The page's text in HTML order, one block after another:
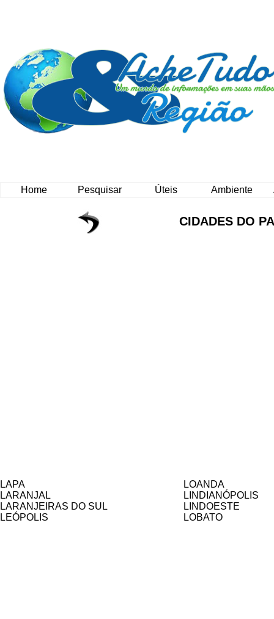
Home Pesquisar Úteis Ambiente
CIDADES DO
LAPA
LOANDA
LARANJAL
LINDIANÓPOLIS
LARANJEIRAS DO SUL
LINDOESTE
LEÓPOLIS
LOBATO